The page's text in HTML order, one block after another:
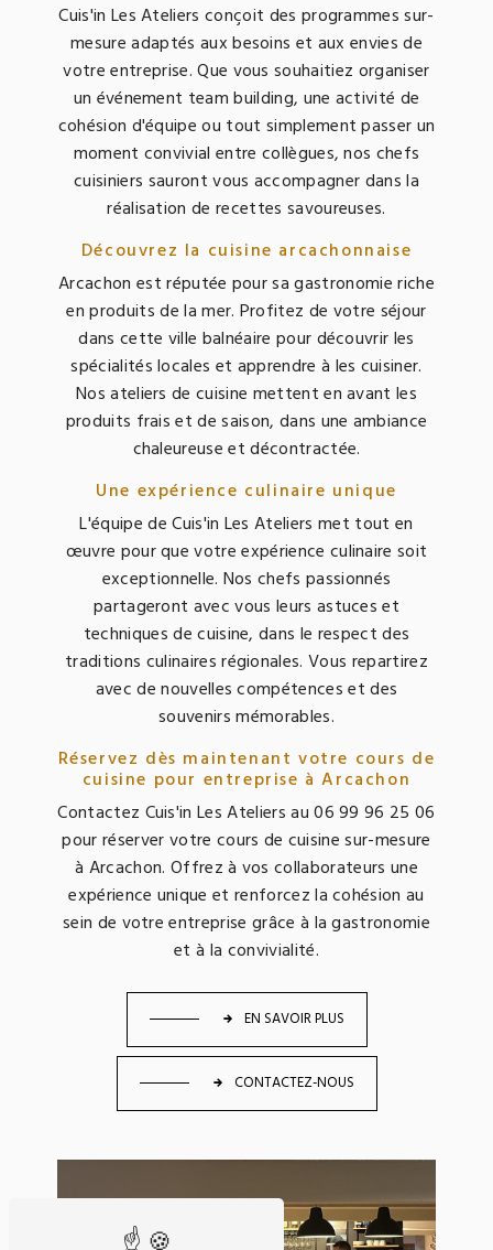
Cuis'in Les Ateliers conçoit des programmes sur-
mesure adaptés aux besoins et aux envies de
votre entreprise. Que vous souhaitiez organiser
un événement team building, une activité de
cohésion d'équipe ou tout simplement passer un
moment convivial entre collègues, nos chefs
cuisiniers sauront vous accompagner dans la
réalisation de recettes savoureuses.
Découvrez la cuisine arcachonnaise
Arcachon est réputée pour sa gastronomie riche
en produits de la mer. Profitez de votre séjour
dans cette ville balnéaire pour découvrir les
spécialités locales et apprendre à les cuisiner.
Nos ateliers de cuisine mettent en avant les
produits frais et de saison, dans une ambiance
chaleureuse et décontractée.
Une expérience culinaire unique
L'équipe de Cuis'in Les Ateliers met tout en
œuvre pour que votre expérience culinaire soit
exceptionnelle. Nos chefs passionnés
partageront avec vous leurs astuces et
techniques de cuisine, dans le respect des
traditions culinaires régionales. Vous repartirez
avec de nouvelles compétences et des
souvenirs mémorables.
Réservez dès maintenant votre cours de
cuisine pour entreprise à Arcachon
Contactez Cuis'in Les Ateliers au 06 99 96 25 06
pour réserver votre cours de cuisine sur-mesure
à Arcachon. Offrez à vos collaborateurs une
expérience unique et renforcez la cohésion au
sein de votre entreprise grâce à la gastronomie
et à la convivialité.
EN SAVOIR PLUS
CONTACTEZ-NOUS